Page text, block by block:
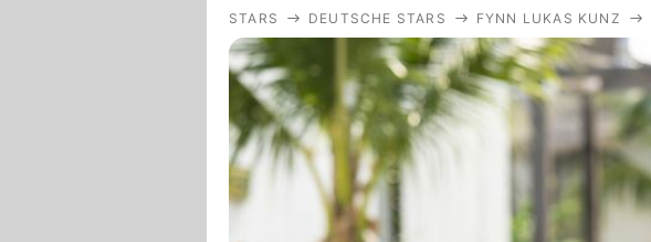
STARS DEUTSCHE STARS FYNN LUKAS KUNZ